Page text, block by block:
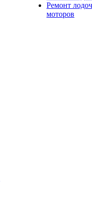
Ремонт
моторов